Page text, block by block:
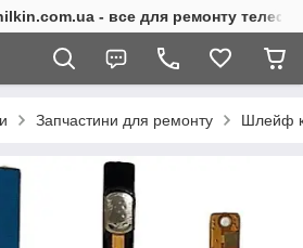
- все для ремонту
Запчастини для ремонту Шлейф